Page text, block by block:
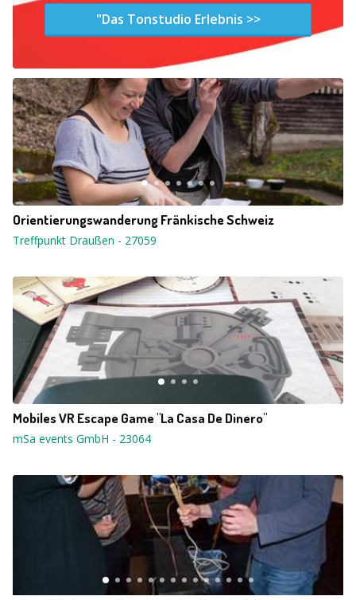
"Das Tonstudio Erlebnis >>
Orientierungswanderung Fränkische Schweiz
Treffpunkt Draußen - 27059
Mobiles VR Escape Game "La Casa De Dinero"
mSa events GmbH - 23064